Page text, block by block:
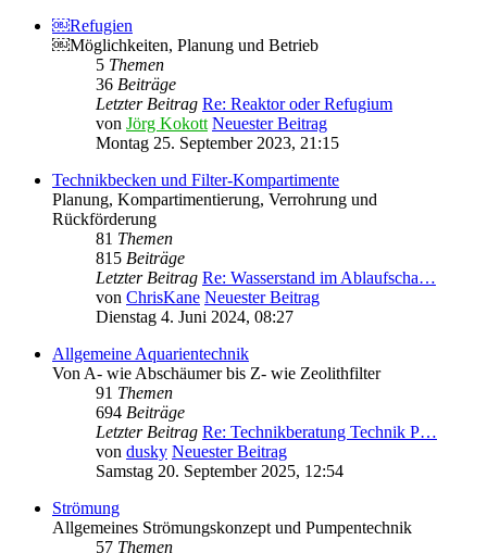
￼Refugien
￼Möglichkeiten, Planung und Betrieb
5 Themen
36 Beiträge
Letzter Beitrag Re: Reaktor oder Refugium
von Jörg Kokott Neuester Beitrag
Montag 25. September 2023, 21:15
Technikbecken und Filter-Kompartimente
Planung, Kompartimentierung, Verrohrung und
Rückförderung
81 Themen
815 Beiträge
Letzter Beitrag Re: Wasserstand im Ablaufscha…
von ChrisKane Neuester Beitrag
Dienstag 4. Juni 2024, 08:27
Allgemeine Aquarientechnik
Von A- wie Abschäumer bis Z- wie Zeolithfilter
91 Themen
694 Beiträge
Letzter Beitrag Re: Technikberatung Technik P…
von dusky Neuester Beitrag
Samstag 20. September 2025, 12:54
Strömung
Allgemeines Strömungskonzept und Pumpentechnik
57 Themen